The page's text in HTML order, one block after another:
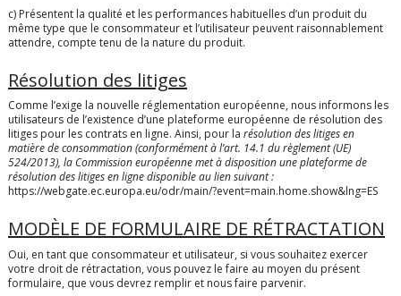
c) Présentent la qualité et les performances habituelles d’un produit du
même type que le consommateur et l’utilisateur peuvent raisonnablement
attendre, compte tenu de la nature du produit.
Résolution des litiges
Comme l’exige la nouvelle réglementation européenne, nous informons les
utilisateurs de l’existence d’une plateforme européenne de résolution des
litiges pour les contrats en ligne. Ainsi, pour la résolution des litiges en
matière de consommation (conformément à l’art. 14.1 du règlement (UE)
524/2013), la Commission européenne met à disposition une plateforme de
résolution des litiges en ligne disponible au lien suivant :
https://webgate.ec.europa.eu/odr/main/?event=main.home.show&lng=ES
MODÈLE DE FORMULAIRE DE RÉTRACTATION
Oui, en tant que consommateur et utilisateur, si vous souhaitez exercer
votre droit de rétractation, vous pouvez le faire au moyen du présent
formulaire, que vous devrez remplir et nous faire parvenir.